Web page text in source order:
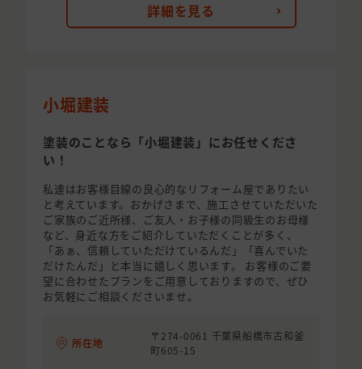
詳細を見る
小堀建装
塗装のことなら「小堀建装」にお任せくださ
い！
私達はお客様目線の良心的なリフォーム屋でありたい
と考えています。おかげさまで、施工させていただいた
ご家族のご近所様、ご友人・お子様の同級生のお母様
など、身近な方をご紹介していただくことが多く、
「あぁ、信頼していただけているんだ」「喜んでいた
だけたんだ」と本当に嬉しく思います。 お客様のご要
望に合わせたプランをご用意しておりますので、ぜひ
お気軽にご相談くださいませ。
所在地
〒274-0061 千葉県船橋市古和釜
町605-15